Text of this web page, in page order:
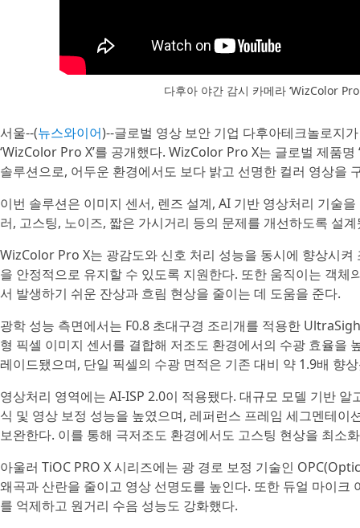
다후아 야간 감시 카메라 ‘WizColor
서울--(뉴스와이어)--글로벌 영상 보안 기업 다후아테크놀로지
‘WizColor Pro X’를 공개했다. WizColor Pro X는 글로벌 제품
솔루션으로, 어두운 환경에서도 보다 밝고 선명한 컬러 영상을
이번 솔루션은 이미지 센서, 렌즈 설계, AI 기반 영상처리 기술
러, 고스팅, 노이즈, 짧은 가시거리 등의 문제를 개선하도록 설
WizColor Pro X는 광감도와 신호 처리 성능을 동시에 향상시
을 안정적으로 유지할 수 있도록 지원한다. 또한 움직이는 객
서 발생하기 쉬운 잔상과 흐림 현상을 줄이는 데 도움을 준다.
광학 성능 측면에서는 F0.8 초대구경 조리개를 적용한
형 픽셀 이미지 센서를 결합해 저조도 환경에서의 수광 효율을
레이드됐으며, 단일 픽셀의 수광 면적은 기존 대비 약 1.9배 향
영상처리 영역에는 AI-ISP 2.0이 적용됐다. 대규모 모델 기반
식 및 영상 보정 성능을 높였으며, 레퍼런스 프레임 세그멘테
보완한다. 이를 통해 극저조도 환경에서도 고스팅 현상을 최소
아울러 TiOC PRO X 시리즈에는 광 경로 보정 기술인
왜곡과 산란을 줄이고 영상 선명도를 높인다. 또한 듀얼 마이
를 억제하고 원거리 수음 성능도 강화했다.